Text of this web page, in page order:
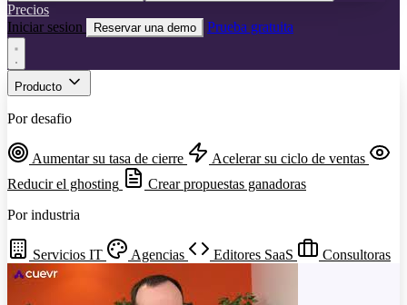
Precios
Iniciar sesion
Reservar una demo Prueba gratuita
Producto
Por desafio
Aumentar su tasa de cierre
Acelerar su ciclo de ventas
Reducir el ghosting
Crear propuestas ganadoras
Por industria
Servicios IT Agencias Editores SaaS Consultoras